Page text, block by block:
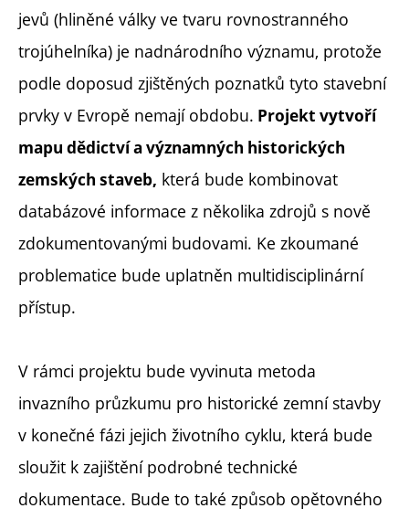
jevů (hliněné války ve tvaru rovnostranného
trojúhelníka) je nadnárodního významu, protože
podle doposud zjištěných poznatků tyto stavební
prvky v Evropě nemají obdobu. Projekt vytvoří
mapu dědictví a významných historických
zemských staveb, která bude kombinovat
databázové informace z několika zdrojů s nově
zdokumentovanými budovami. Ke zkoumané
problematice bude uplatněn multidisciplinární
přístup.
V rámci projektu bude vyvinuta metoda
invazního průzkumu pro historické zemní stavby
v konečné fázi jejich životního cyklu, která bude
sloužit k zajištění podrobné technické
dokumentace. Bude to také způsob opětovného